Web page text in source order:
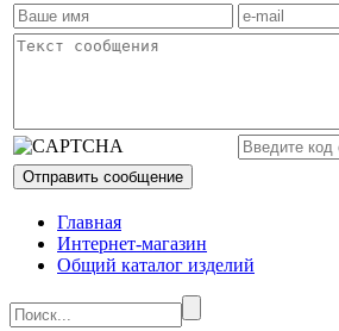
Главная
Интернет-магазин
Общий каталог изделий